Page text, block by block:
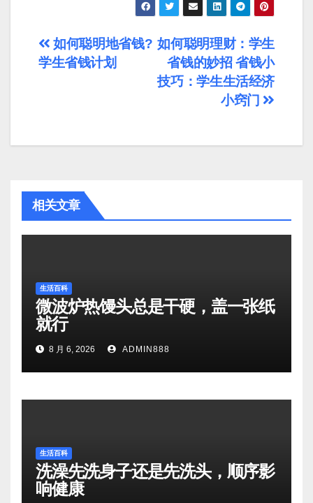
文
章
如何聪明理财：学生
省钱的妙招 省钱小
技巧：学生生活经济
小窍门
如何聪明地省钱?
学生省钱计划
相关文章
生活百科
微波炉热馒头总是干硬，盖一张纸
就行
8 月 6, 2026 ADMIN888
生活百科
洗澡先洗身子还是先洗头，顺序影
响健康